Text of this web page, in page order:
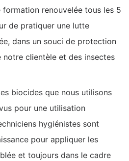
renouvelée tous les 5
de pratiquer une lutte
dans un souci de protection
notre clientèle et des insectes
biocides que nous utilisons
pour une utilisation
hygiénistes sont
pour appliquer les
et toujours dans le cadre